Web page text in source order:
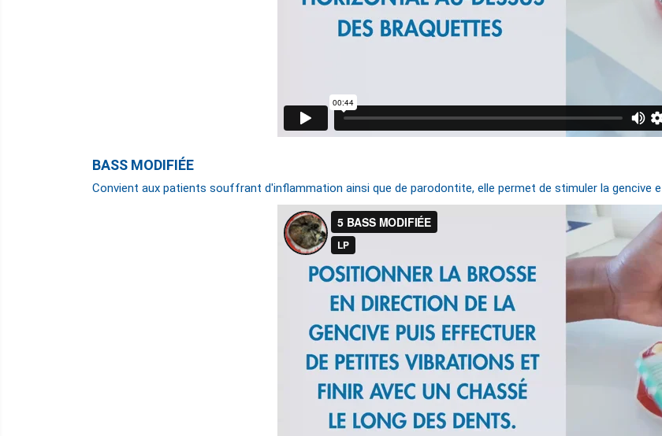
BASS MODIFIÉE
Convient aux patients souffrant d'inflammation ainsi que de parodontite, elle permet de stimuler la gencive